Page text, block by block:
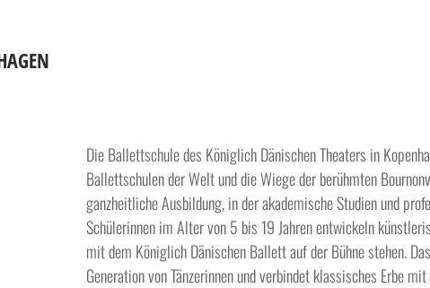
Die Ballettschule des Königlich Dänischen Theaters in
Ballettschulen der Welt und die Wiege der berühmten
ganzheitliche Ausbildung, in der akademische Studien und
Schülerinnen im Alter von 5 bis 19 Jahren entwickeln
mit dem Königlich Dänischen Ballett auf der Bühne stehen.
Generation von Tänzerinnen und verbindet klassisches Erbe